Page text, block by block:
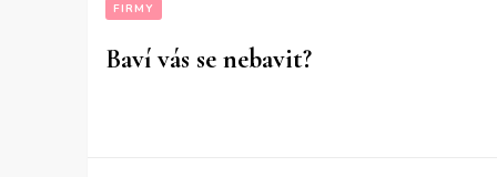
FIRMY
Baví vás se nebavit?